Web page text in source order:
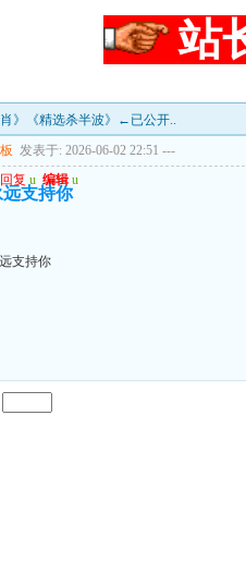
站
》《精选杀半波》←已公开..
发表于: 2026-06-02 22:51 ---
回复 u 编辑 u
远支持你
支持你